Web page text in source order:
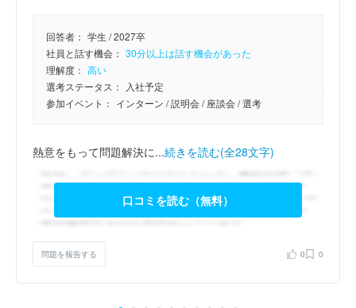
回答者： 学生 / 2027卒
社員と話す機会： 30分以上は話す機会があった
理解度： 高い
選考ステータス：
入社予定
参加イベント： インターン / 説明会/ 座談会/ 選考
熱意をもって問題解決に...続きを読む(全28文字)
口コミを読む（無料）
問題を報告する 0 0